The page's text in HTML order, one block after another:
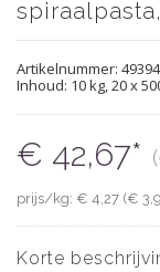
Artikelnummer: 49394
Inhoud: 10 kg, 20 x
€ 42,67*
prijs/kg: € 4,27 (€
Korte